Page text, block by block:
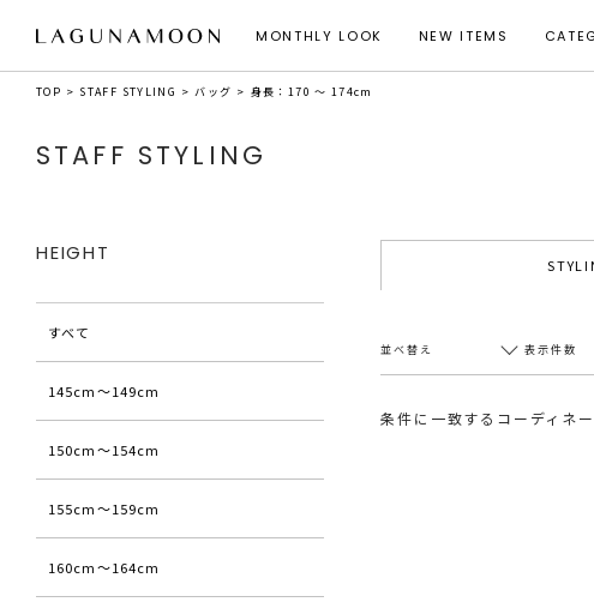
MONTHLY LOOK NEW ITEMS
TOP STAFF STYLING バッグ 身長：170 ～ 174cm
STAFF STYLING
並べ替え 表示件数
条件に一致するコーディネ
HEIGHT
すべて
145cm〜149cm
150cm〜154cm
155cm〜159cm
160cm〜164cm